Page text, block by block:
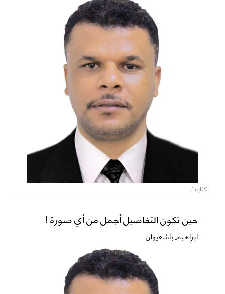
كتابات
حين تكون التفاصيل أجمل من أي صورة !
ابراهيم باشغيوان